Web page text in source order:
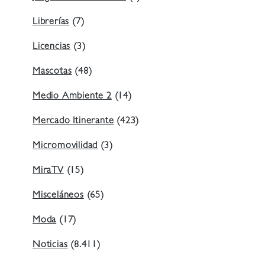
Librerías(7)
Licencias(3)
Mascotas(48)
Medio Ambiente 2(14)
Mercado Itinerante(423)
Micromovilidad(3)
MiraTV(15)
Misceláneos(65)
Moda(17)
Noticias(8.411)